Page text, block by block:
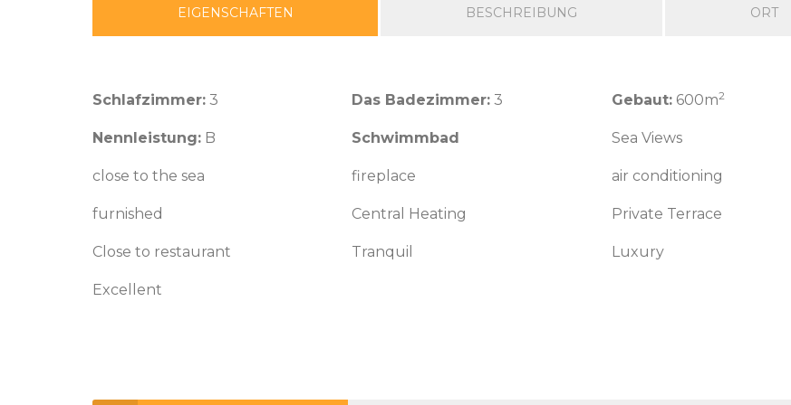
EIGENSCHAFTEN BESCHREIBUNG ORT
Schlafzimmer: 3 Das Badezimmer: 3 Gebaut:600m2
Nennleistung: B Schwimmbad Sea Views
close to the sea fireplace air conditioning
furnished Central Heating Private Terrace
Close to restaurant Tranquil Luxury
Excellent